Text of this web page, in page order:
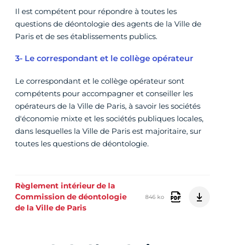
Il est compétent pour répondre à toutes les
questions de déontologie des agents de la Ville de
Paris et de ses établissements publics.
3- Le correspondant et le collège opérateur
Le correspondant et le collège opérateur sont
compétents pour accompagner et conseiller les
opérateurs de la Ville de Paris, à savoir les sociétés
d'économie mixte et les sociétés publiques locales,
dans lesquelles la Ville de Paris est majoritaire, sur
toutes les questions de déontologie.
Règlement intérieur de la
Commission de déontologie
de la Ville de Paris
846 ko